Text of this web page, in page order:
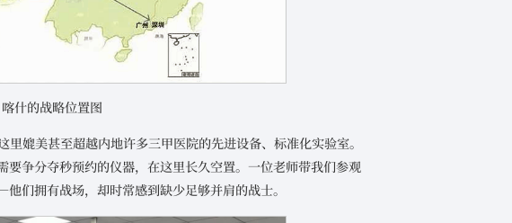
喀什的战略位置图
媲美甚至超越内地许多三甲医院的先进设备、标准化实验室。
争分夺秒预约的仪器，在这里长久空置。一位老师带我们参观
们拥有战场，却时常感到缺少足够并肩的战士。